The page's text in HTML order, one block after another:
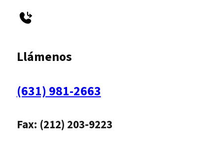
Llámenos
(631) 981-2663
Fax: (212) 203-9223